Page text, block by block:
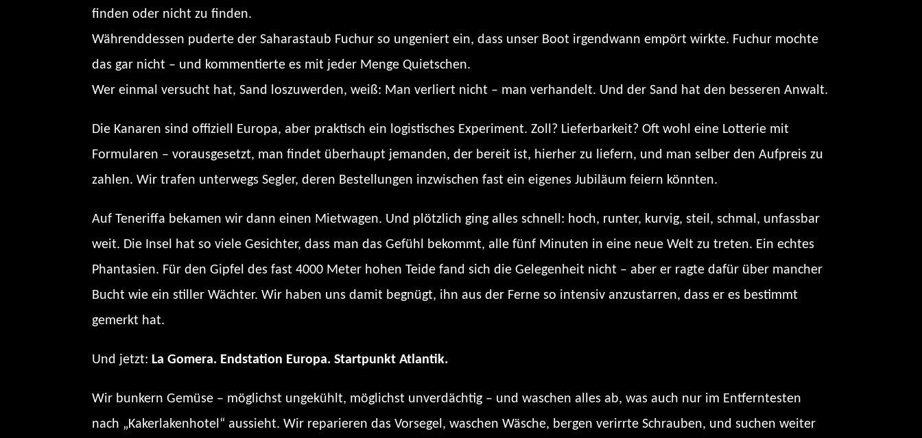
finden oder nicht zu finden.
Währenddessen puderte der Saharastaub Fuchur so ungeniert ein, dass unser Boot irgendwann empört wirkte. Fuchur mochte
das gar nicht – und kommentierte es mit jeder Menge Quietschen.
Wer einmal versucht hat, Sand loszuwerden, weiß: Man verliert nicht – man verhandelt. Und der Sand hat den besseren Anwalt.
Die Kanaren sind offiziell Europa, aber praktisch ein logistisches Experiment. Zoll? Lieferbarkeit? Oft wohl eine Lotterie mit
Formularen – vorausgesetzt, man findet überhaupt jemanden, der bereit ist, hierher zu liefern, und man selber den Aufpreis zu
zahlen. Wir trafen unterwegs Segler, deren Bestellungen inzwischen fast ein eigenes Jubiläum feiern könnten.
Auf Teneriffa bekamen wir dann einen Mietwagen. Und plötzlich ging alles schnell: hoch, runter, kurvig, steil, schmal, unfassbar
weit. Die Insel hat so viele Gesichter, dass man das Gefühl bekommt, alle fünf Minuten in eine neue Welt zu treten. Ein echtes
Phantasien. Für den Gipfel des fast 4000 Meter hohen Teide fand sich die Gelegenheit nicht – aber er ragte dafür über mancher
Bucht wie ein stiller Wächter. Wir haben uns damit begnügt, ihn aus der Ferne so intensiv anzustarren, dass er es bestimmt
gemerkt hat.
Und jetzt: La Gomera. Endstation Europa. Startpunkt Atlantik.
Wir bunkern Gemüse – möglichst ungekühlt, möglichst unverdächtig – und waschen alles ab, was auch nur im Entferntesten
nach „Kakerlakenhotel“ aussieht. Wir reparieren das Vorsegel, waschen Wäsche, bergen verirrte Schrauben, und suchen weiter